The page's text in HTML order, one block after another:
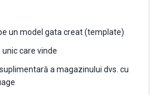
un model gata creat (template)
care vinde
a magazinului dvs. cu